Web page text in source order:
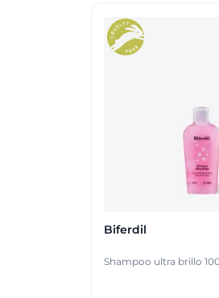
Biferdil
Shampoo ultra brillo